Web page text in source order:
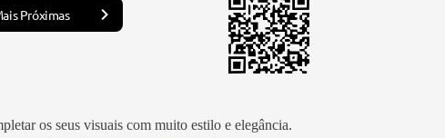
Próximas
os seus visuais com muito estilo e elegância.